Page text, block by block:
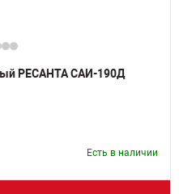
РЕСАНТА САИ-190Д
Есть в наличии